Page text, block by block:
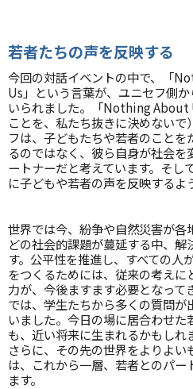
若者たちの声を反映する
今回の対話イベントの中で、「
Us」という言葉が、ユニセフ側
いられました。「Nothing
ことを、私たち抜きに決めない
フは、子どもたちや若者のこと
るのではなく、彼ら自身が社会
ートナーだと考えています。そし
に子どもや若者の声を反映するよ
世界では今、紛争や自然災害が
どの社会的課題が蔓延する中、
す。公平性を推進し、すべての人
をつくるためには、従来の考えに
力が、今後ますます必要となって
では、学生たちから多くの質問
いました。今日の場に居合わせ
も、近い将来に生まれるかもしれ
さらに、その先の世界をよりよい
は、これから一層、若者とのパー
ます。